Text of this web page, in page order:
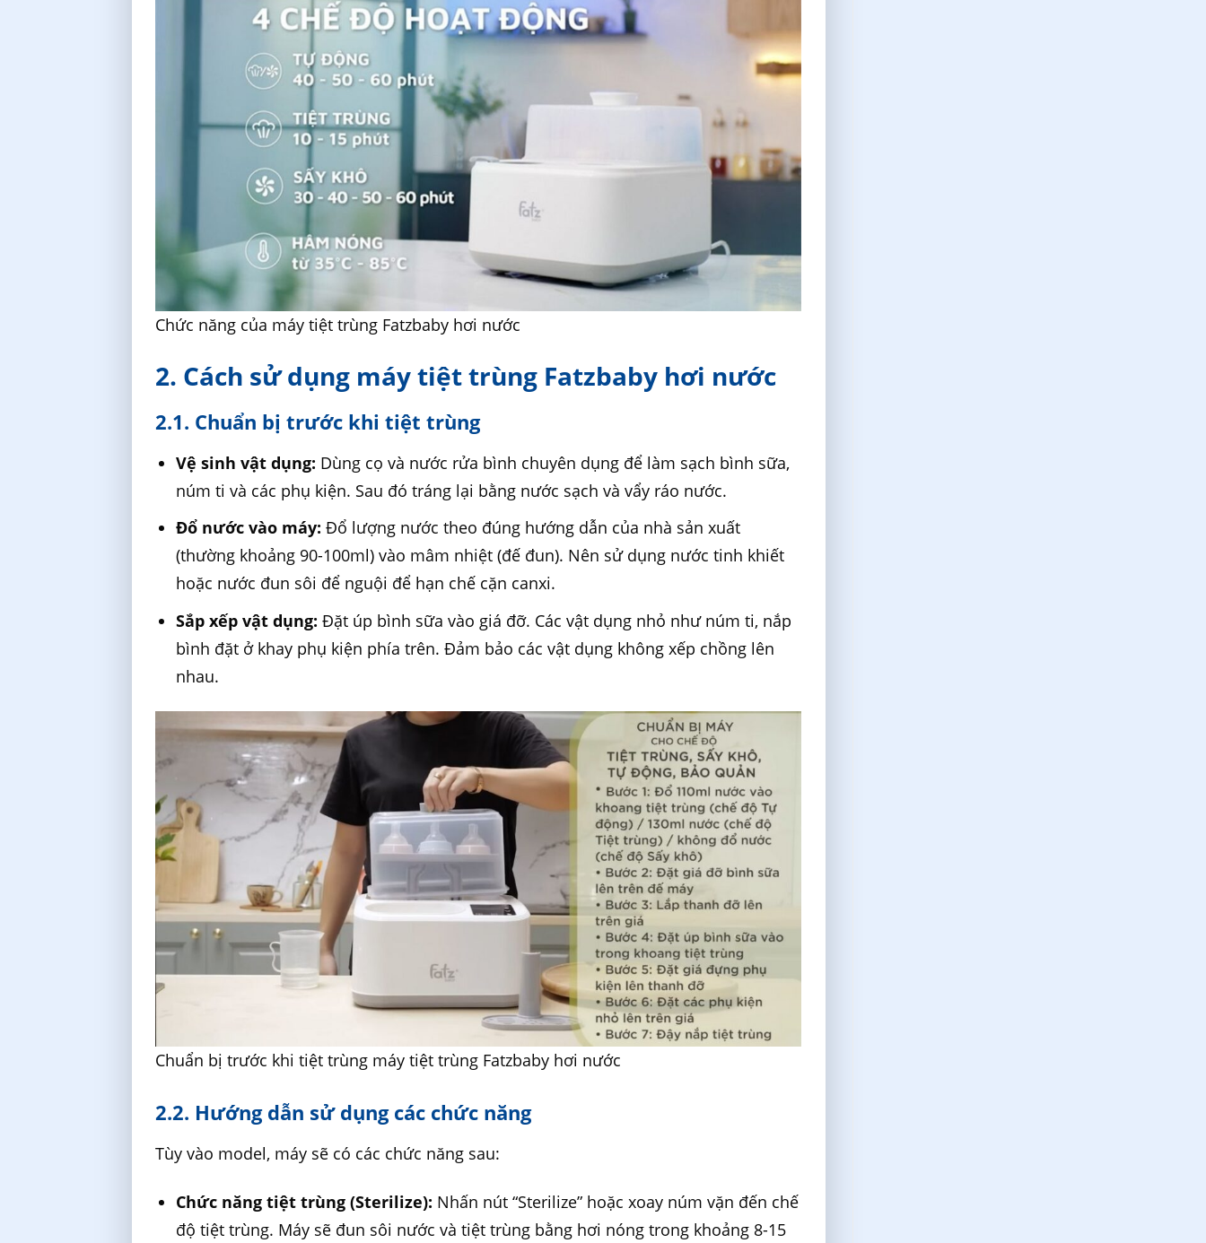
Chức năng của máy tiệt trùng Fatzbaby hơi nước
2. Cách sử dụng máy tiệt trùng Fatzbaby hơi nước
2.1. Chuẩn bị trước khi tiệt trùng
Vệ sinh vật dụng: Dùng cọ và nước rửa bình chuyên dụng để làm sạch bình sữa,
núm ti và các phụ kiện. Sau đó tráng lại bằng nước sạch và vẩy ráo nước.
Đổ nước vào máy: Đổ lượng nước theo đúng hướng dẫn của nhà sản xuất
(thường khoảng 90-100ml) vào mâm nhiệt (đế đun). Nên sử dụng nước tinh khiết
hoặc nước đun sôi để nguội để hạn chế cặn canxi.
Sắp xếp vật dụng: Đặt úp bình sữa vào giá đỡ. Các vật dụng nhỏ như núm ti, nắp
bình đặt ở khay phụ kiện phía trên. Đảm bảo các vật dụng không xếp chồng lên
nhau.
Chuẩn bị trước khi tiệt trùng máy tiệt trùng Fatzbaby hơi nước
2.2. Hướng dẫn sử dụng các chức năng
Tùy vào model, máy sẽ có các chức năng sau:
Chức năng tiệt trùng (Sterilize): Nhấn nút “Sterilize” hoặc xoay núm vặn đến chế
độ tiệt trùng. Máy sẽ đun sôi nước và tiệt trùng bằng hơi nóng trong khoảng 8-15